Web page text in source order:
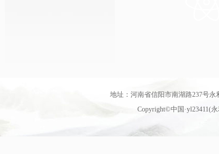
地址：河南省信阳市南湖路237号永
Copyright©中国·yl23411(